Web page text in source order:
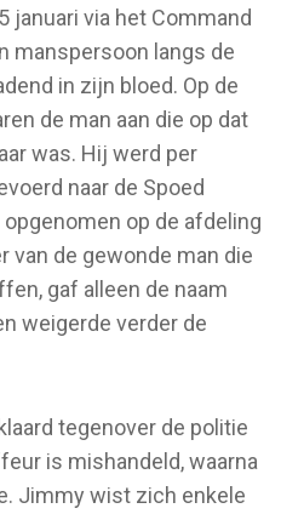
januari via het Command
manspersoon langs de
in zijn bloed. Op de
de man aan die op dat
was. Hij werd per
naar de Spoed
op de afdeling
van de gewonde man die
gaf alleen de naam
weigerde verder de
tegenover de politie
is mishandeld, waarna
Jimmy wist zich enkele